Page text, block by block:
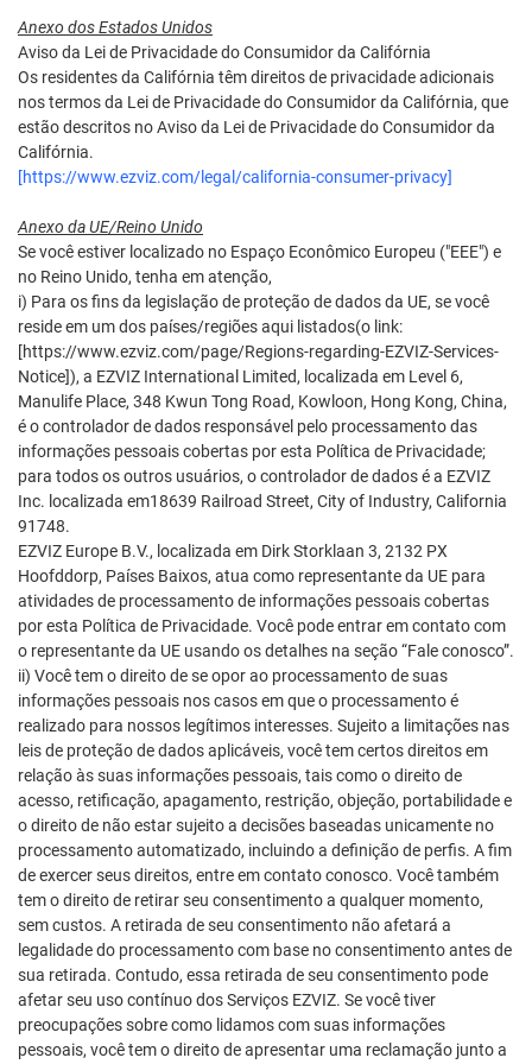
Anexo dos Estados Unidos
Aviso da Lei de Privacidade do Consumidor da Califórnia
Os residentes da Califórnia têm direitos de privacidade adicionais
nos termos da Lei de Privacidade do Consumidor da Califórnia, que
estão descritos no Aviso da Lei de Privacidade do Consumidor da
Califórnia.
[https://www.ezviz.com/legal/california-consumer-privacy]
Anexo da UE/Reino Unido
Se você estiver localizado no Espaço Econômico Europeu ("EEE") e
no Reino Unido, tenha em atenção,
i) Para os fins da legislação de proteção de dados da UE, se você
reside em um dos países/regiões aqui listados(o link:
[https://www.ezviz.com/page/Regions-regarding-EZVIZ-Services-
Notice]), a EZVIZ International Limited, localizada em Level 6,
Manulife Place, 348 Kwun Tong Road, Kowloon, Hong Kong, China,
é o controlador de dados responsável pelo processamento das
informações pessoais cobertas por esta Política de Privacidade;
para todos os outros usuários, o controlador de dados é a EZVIZ
Inc. localizada em18639 Railroad Street, City of Industry, California
91748.
EZVIZ Europe B.V., localizada em Dirk Storklaan 3, 2132 PX
Hoofddorp, Países Baixos, atua como representante da UE para
atividades de processamento de informações pessoais cobertas
por esta Política de Privacidade. Você pode entrar em contato com
o representante da UE usando os detalhes na seção “Fale conosco”.
ii) Você tem o direito de se opor ao processamento de suas
informações pessoais nos casos em que o processamento é
realizado para nossos legítimos interesses. Sujeito a limitações nas
leis de proteção de dados aplicáveis, você tem certos direitos em
relação às suas informações pessoais, tais como o direito de
acesso, retificação, apagamento, restrição, objeção, portabilidade e
o direito de não estar sujeito a decisões baseadas unicamente no
processamento automatizado, incluindo a definição de perfis. A fim
de exercer seus direitos, entre em contato conosco. Você também
tem o direito de retirar seu consentimento a qualquer momento,
sem custos. A retirada de seu consentimento não afetará a
legalidade do processamento com base no consentimento antes de
sua retirada. Contudo, essa retirada de seu consentimento pode
afetar seu uso contínuo dos Serviços EZVIZ. Se você tiver
preocupações sobre como lidamos com suas informações
pessoais, você tem o direito de apresentar uma reclamação junto a